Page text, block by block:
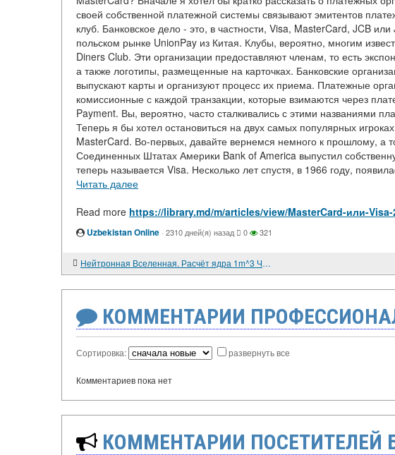
своей собственной платежной системы связывают эмитентов
клуб. Банковское дело - это, в частности, Visa, MasterCard, JCB
польском рынке UnionPay из Китая. Клубы, вероятно, многим
Diners Club. Эти организации предоставляют членам, то есть
а также логотипы, размещенные на карточках. Банковские
выпускают карты и организуют процесс их приема. Платежные
комиссионные с каждой транзакции, которые взимаются через
Payment. Вы, вероятно, часто сталкивались с этими названиями
Теперь я бы хотел остановиться на двух самых популярных
MasterCard. Во-первых, давайте вернемся немного к прошлому, а
Соединенных Штатах Америки Bank of America выпустил
теперь называется Visa. Несколько лет спустя, в 1966 году,
Читать далее
Read more https://library.md/m/articles/view/MasterCard-или-
Uzbekistan Online · 2310 дней(я) назад 0 321
Нейтронная Вселенная. Расчёт ядра 1m^3 Часть 10. Анализ расчёта ядерных объектов. Ред 2.
КОММЕНТАРИИ
Сортировка: развернуть все
Комментариев пока нет
КОММЕНТАРИИ ПОСЕТИТЕЛЕЙ